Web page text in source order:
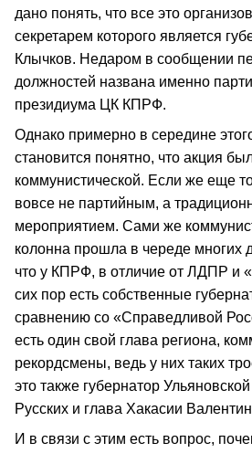
дано понять, что все это
секретарем которого является
Клычков. Недаром в сообщении
должностей названа именно
президиума ЦК КПРФ.
Однако примерно в середине
становится понятно, что акция
коммунистической. Если же еще
вовсе не партийным, а
мероприятием. Сами же
колонна прошла в череде многих
что у КПРФ, в отличие от ЛДПР и
сих пор есть собственные
сравнению со «Справедливой
есть один свой глава региона,
рекордсмены, ведь у них таких
это также губернатор
Русских и глава Хакасии
И в связи с этим есть вопрос,